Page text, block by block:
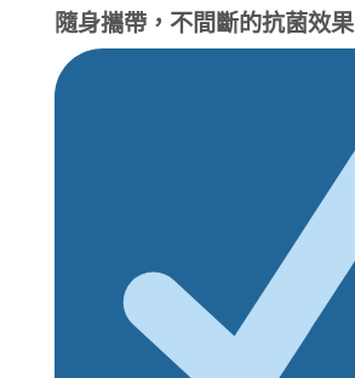
隨身攜帶，不間斷的抗菌效果